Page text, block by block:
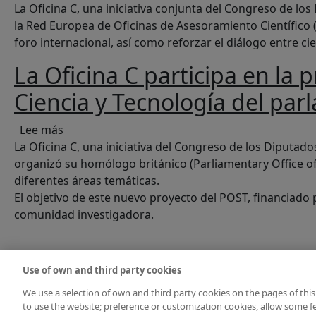
La Oficina C, una iniciativa conjunta del Congreso de
la Red Europea de Oficinas de Asesoramiento
foro internacional, así como reforzar el diálogo entre
La Oficina C participa en la
Ciencia y Tecnología del
Lee más
La Oficina C, una iniciativa del Congreso de los
organizó su homólogo británico (Parliamentary Office
diferentes áreas temáticas.
El objetivo de este nuevo proyecto del POST,
comunidad investigadora.
Use of own and third party cookies
We use a selection of own and third party cookies on the pages of
to use the website; preference or customization cookies, allow some